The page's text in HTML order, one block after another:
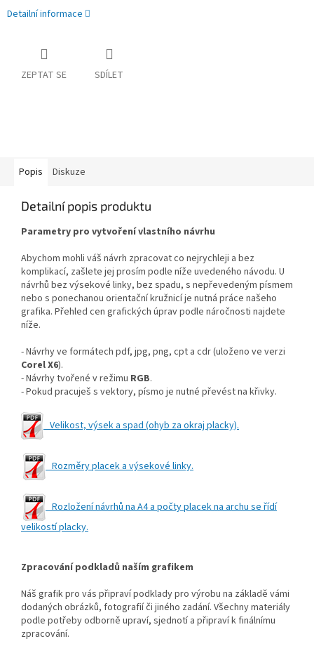
Detailní informace
ZEPTAT SE SDÍLET
Popis Diskuze
Detailní popis produktu
Parametry pro vytvoření vlastního návrhu
Abychom mohli váš návrh zpracovat co nejrychleji a bez
komplikací, zašlete jej prosím podle níže uvedeného návodu. U
návrhů bez výsekové linky, bez spadu, s nepřevedeným písmem
nebo s ponechanou orientační kružnicí je nutná práce našeho
grafika. Přehled cen grafických úprav podle náročnosti najdete
níže.
- Návrhy ve formátech pdf, jpg, png, cpt a cdr (uloženo ve verzi
Corel X6).
- Návrhy tvořené v režimu RGB.
- Pokud pracuješ s vektory, písmo je nutné převést na křivky.
Velikost, výsek a spad (ohyb za okraj placky).
Rozměry placek a výsekové linky.
Rozložení návrhů na A4 a počty placek na archu se řídí
velikostí placky.
Zpracování podkladů naším grafikem
Náš grafik pro vás připraví podklady pro výrobu na základě vámi
dodaných obrázků, fotografií či jiného zadání. Všechny materiály
podle potřeby odborně upraví, sjednotí a připraví k finálnímu
zpracování.